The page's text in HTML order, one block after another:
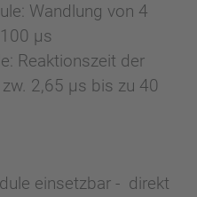
Wandlung von 4
µs
Reaktionszeit der
2,65 µs bis zu 40
einsetzbar - direkt